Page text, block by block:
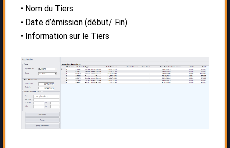
Nom du Tiers
Date d’émission (début/ Fin)
Information sur le Tiers